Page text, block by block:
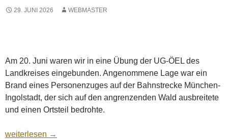
29. JUNI 2026 WEBMASTER
Am 20. Juni waren wir in eine Übung der UG-ÖEL des
Landkreises eingebunden. Angenommene Lage war ein
Brand eines Personenzuges auf der Bahnstrecke München-
Ingolstadt, der sich auf den angrenzenden Wald ausbreitete
und einen Ortsteil bedrohte.
Übung mit der UG-ÖEL
weiterlesen →